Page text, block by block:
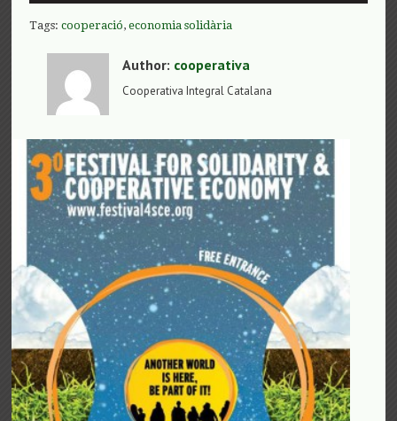
Tags:cooperació,economia solidària
Author: cooperativa
Cooperativa Integral Catalana